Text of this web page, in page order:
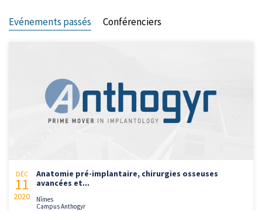
Evénements passés Conférenciers
DÉC
11
2020
Anatomie pré-implantaire, chirurgies osseuses
avancées et...
Nîmes
Campus Anthogyr